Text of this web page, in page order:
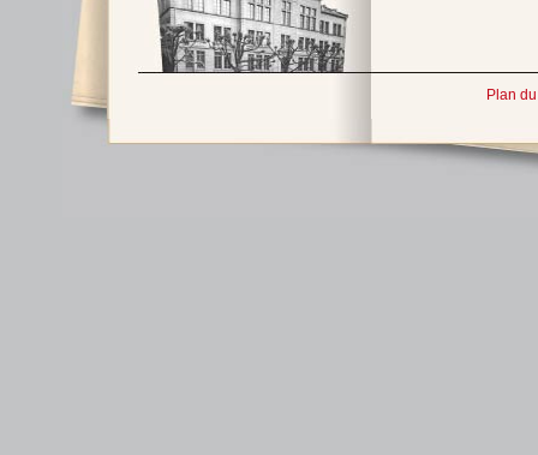
Plan